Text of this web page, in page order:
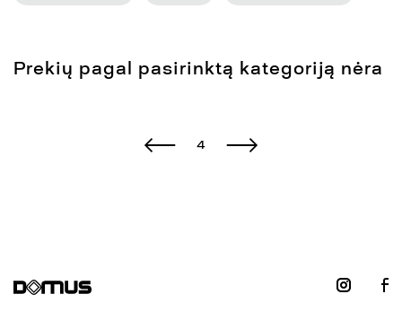
Prekių pagal pasirinktą kategoriją nėra
4